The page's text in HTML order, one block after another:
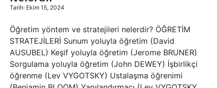
Tarih: Ekim 15, 2024
Öğretim yöntem ve stratejileri nelerdir? ÖĞRETİM
STRATEJİLERİ Sunum yoluyla öğretim (David
AUSUBEL) Keşif yoluyla öğretim (Jerome BRUNER)
Sorgulama yoluyla öğretim (John DEWEY) İşbirlikçi
öğrenme (Lev VYGOTSKY) Ustalaşma öğrenimi